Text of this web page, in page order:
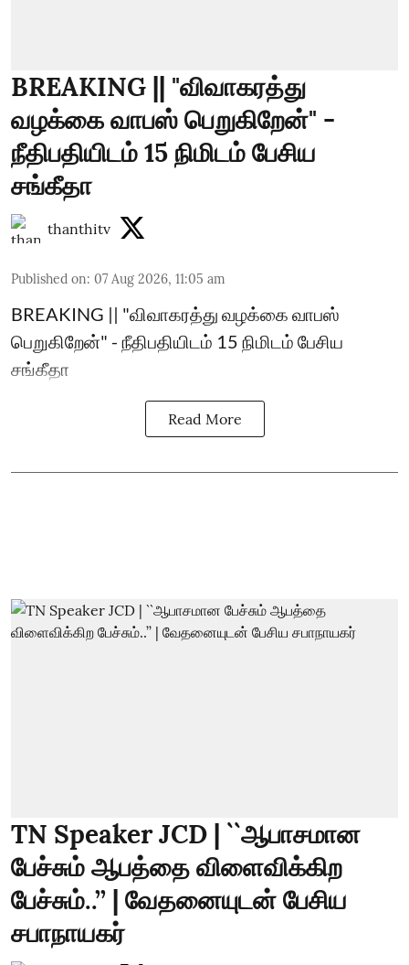
BREAKING || "விவாகரத்து
வழக்கை வாபஸ் பெறுகிறேன்" -
நீதிபதியிடம் 15 நிமிடம் பேசிய
சங்கீதா
thanthitv
Published on: 07 Aug 2026, 11:05 am
BREAKING || "விவாகரத்து வழக்கை வாபஸ்
பெறுகிறேன்" - நீதிபதியிடம் 15 நிமிடம் பேசிய
சங்கீதா
Read More
TN Speaker JCD | ``ஆபாசமான
பேச்சும் ஆபத்தை விளைவிக்கிற
பேச்சும்..’’ | வேதனையுடன் பேசிய
சபாநாயகர்